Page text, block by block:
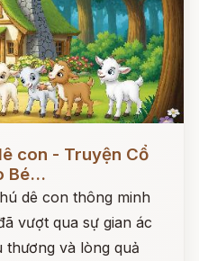
con - Truyện Cổ
Bé...
dê con thông minh
vượt qua sự gian ác
và lòng quả